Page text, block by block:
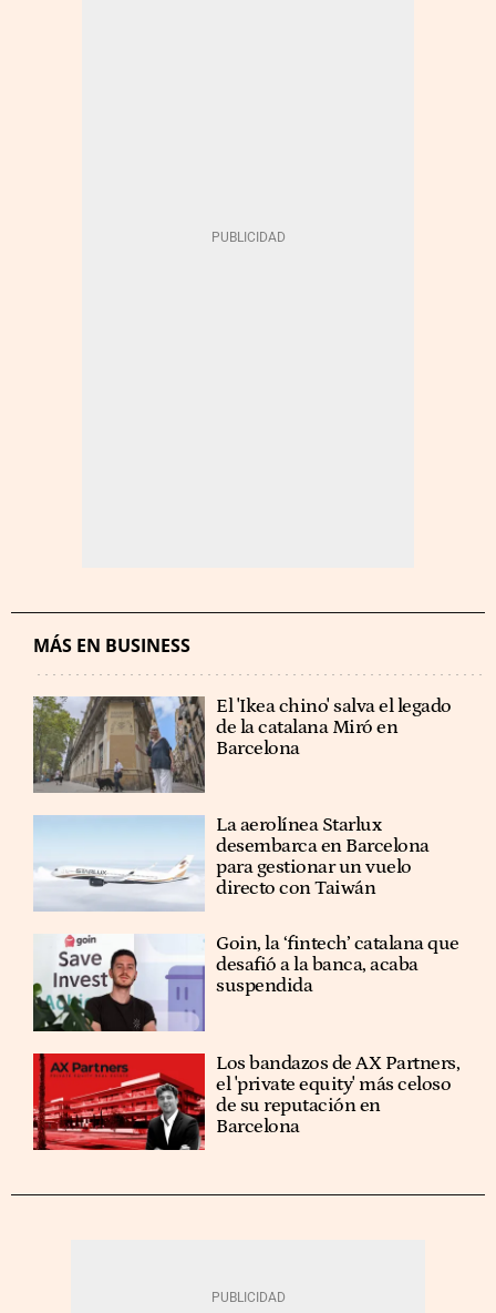
MÁS EN BUSINESS
El 'Ikea chino' salva el legado
de la catalana Miró en
Barcelona
La aerolínea Starlux
desembarca en Barcelona
para gestionar un vuelo
directo con Taiwán
Goin, la ‘fintech’ catalana que
desafió a la banca, acaba
suspendida
Los bandazos de AX Partners,
el 'private equity' más celoso
de su reputación en
Barcelona